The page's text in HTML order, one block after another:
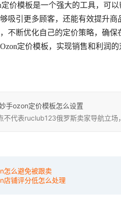
定价模板是一个强大的工具，可
吸引更多顾客，还能有效提升
不断优化自己的定价策略，确
定价模板，实现销售和利润的
手ozon定价模板怎么设置
不代表ruclub123俄罗斯卖家导航立场
怎么避免被跟卖
店铺评分低怎么处理